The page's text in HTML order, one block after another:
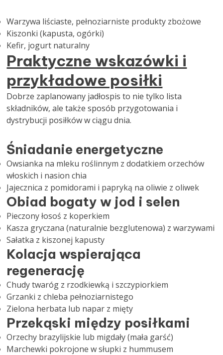
Warzywa liściaste, pełnoziarniste produkty zbożowe
Kiszonki (kapusta, ogórki)
Kefir, jogurt naturalny
Praktyczne wskazówki i
przykładowe posiłki
Dobrze zaplanowany jadłospis to nie tylko lista
składników, ale także sposób przygotowania i
dystrybucji posiłków w ciągu dnia.
Śniadanie energetyczne
Owsianka na mleku roślinnym z dodatkiem orzechów
włoskich i nasion chia
Jajecznica z pomidorami i papryką na oliwie z oliwek
Obiad bogaty w jod i selen
Pieczony łosoś z koperkiem
Kasza gryczana (naturalnie bezglutenowa) z warzywami
Sałatka z kiszonej kapusty
Kolacja wspierająca
regenerację
Chudy twaróg z rzodkiewką i szczypiorkiem
Grzanki z chleba pełnoziarnistego
Zielona herbata lub napar z mięty
Przekąski między posiłkami
Orzechy brazylijskie lub migdały (mała garść)
Marchewki pokrojone w słupki z hummusem